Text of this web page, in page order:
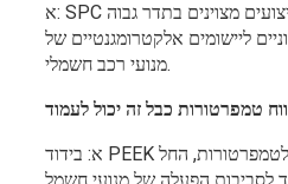
א: SPC מספק מוליכות מעולה, ביצועים מצוינים בתדר גבוה
ליישומים אלקטרומגנטיים של
מנועי רכב חשמלי.
א: בידוד PEEK מספק עמידות קיצונית לטמפרטורות, החל